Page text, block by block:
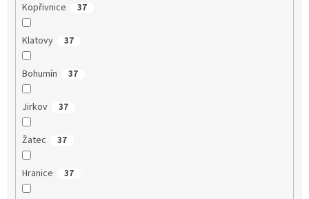
Kopřivnice 37
Klatovy 37
Bohumín 37
Jirkov 37
Žatec 37
Hranice 37